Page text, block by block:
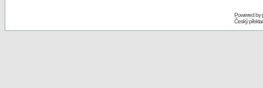
Powered by
Český